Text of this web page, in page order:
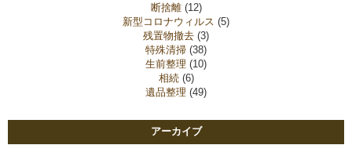
断捨離(12)
新型コロナウィルス (5)
残置物撤去 (3)
特殊清掃 (38)
生前整理 (10)
相続(6)
遺品整理 (49)
アーカイブ